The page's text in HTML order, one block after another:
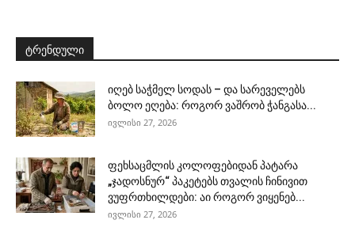
ტრენდული
იღებ საჭმელ სოდას – და სარეველებს
ბოლო ეღება: როგორ ვაშრობ ჭანგასა...
ივლისი 27, 2026
ფეხსაცმლის კოლოფებიდან პატარა
„ჯადოსნურ“ პაკეტებს თვალის ჩინივით
ვუფრთხილდები: აი როგორ ვიყენებ...
ივლისი 27, 2026